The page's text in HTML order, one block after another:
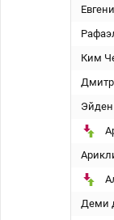
Ким
Деми